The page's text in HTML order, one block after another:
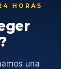
HORAS
una